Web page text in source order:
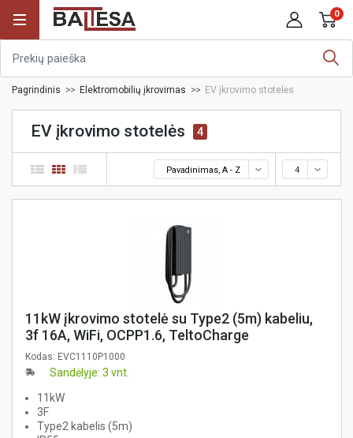
0
Pagrindinis Elektromobilių įkrovimas EV įkrovimo stotelės
EV įkrovimo stotelės 4
Pavadinimas, A - Z 4
11kW įkrovimo stotelė su Type2 (5m) kabeliu,
3f 16A, WiFi, OCPP1.6, TeltoCharge
Kodas: EVC1110P1000
Sandėlyje: 3 vnt.
11kW
3F
Type2 kabelis (5m)